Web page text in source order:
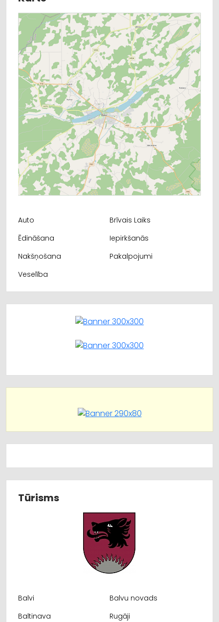
Auto
Brīvais Laiks
Ēdināšana
Iepirkšanās
Nakšņošana
Pakalpojumi
Veselība
Tūrisms
Balvi
Balvu novads
Baltinava
Rugāji